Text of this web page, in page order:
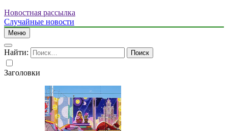
Новостная рассылка
Случайные новости
Меню
Найти:
Заголовки